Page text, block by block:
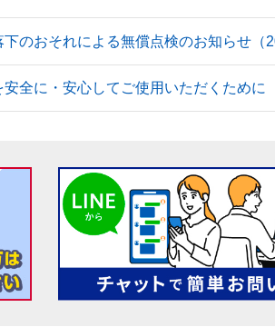
のおそれによる無償点検のお知らせ（
全に・安心してご使用いただくために